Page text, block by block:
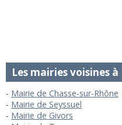
Les mairies voisines
Mairie de Chasse-sur-Rhône
Mairie de Seyssuel
Mairie de Givors